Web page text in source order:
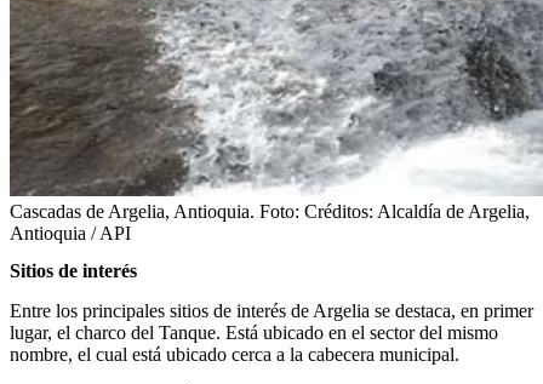
Cascadas de Argelia, Antioquia. Foto: Créditos: Alcaldía de Argelia,
Antioquia / API
Sitios de interés
Entre los principales sitios de interés de Argelia se destaca, en primer
lugar, el charco del Tanque. Está ubicado en el sector del mismo
nombre, el cual está ubicado cerca a la cabecera municipal.